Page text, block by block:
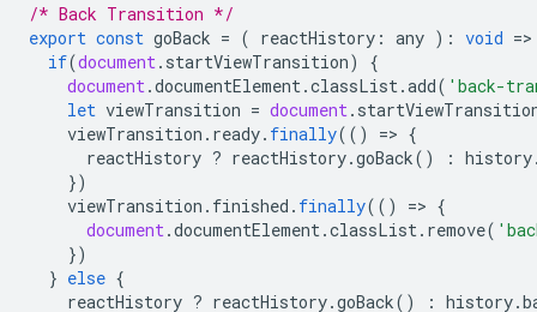
/* Back Transition */
export const goBack = ( reactHistory : any ) : void =>
if(document . startViewTransition)
{
document .documentElement .classList .add( 'back-
let viewTransition = document .
viewTransition . ready. finally(() => {
reactHistory ? reactHistory.goBack() : history
})
viewTransition . finished . finally(() => {
document .documentElement .classList . remove(
})
} else {
reactHistory ? reactHistory.goBack() : history.